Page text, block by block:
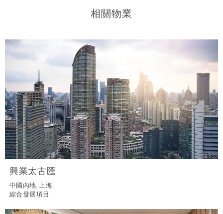
相關物業
興業太古匯
中國內地, 上海
綜合發展項目